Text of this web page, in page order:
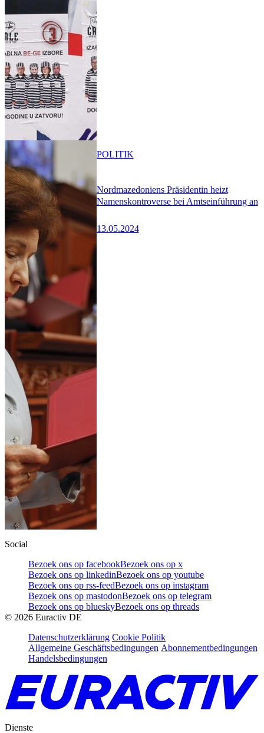
Nordmazedoniens Präsidentin heizt
Namenskontroverse bei Amtseinführung an
13.05.2024
POLITIK
Social
Bezoek ons op facebookBezoek ons op x
Bezoek ons op linkedinBezoek ons op youtube
Bezoek ons op rss-feedBezoek ons op instagram
Bezoek ons op mastodonBezoek ons op telegram
Bezoek ons op blueskyBezoek ons op threads
© 2026 Euractiv DE
Datenschutzerklärung Cookie Politik
Allgemeine Geschäftsbedingungen Abonnementbedingungen
Handelsbedingungen
Dienste